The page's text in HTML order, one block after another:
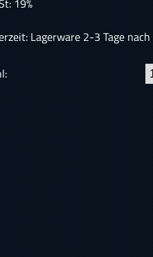
19%
Lagerware 2-3 Tage